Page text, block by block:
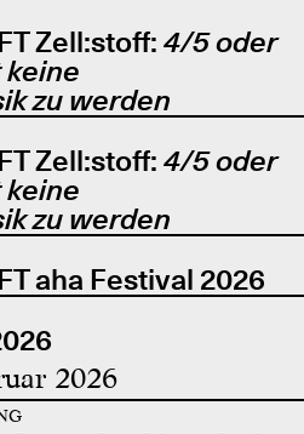
Zell:stoff: 4/5 oder
keine
zu werden
Zell:stoff: 4/5 oder
keine
zu werden
aha Festival 2026
2026